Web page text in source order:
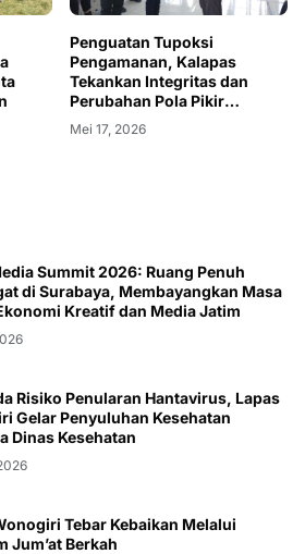
Penguatan Tupoksi
Pengamanan, Kalapas
Tekankan Integritas dan
Perubahan Pola Pikir
Petugas
Mei 17, 2026
Summit 2026: Ruang Penuh
di Surabaya, Membayangkan Masa
Kreatif dan Media Jatim
Risiko Penularan Hantavirus, Lapas
Gelar Penyuluhan Kesehatan
Dinas Kesehatan
Tebar Kebaikan Melalui
Jum’at Berkah